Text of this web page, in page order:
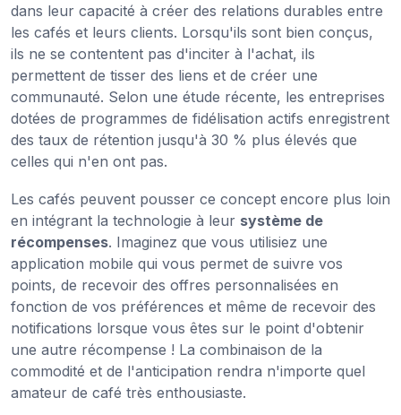
dans leur capacité à créer des relations durables entre
les cafés et leurs clients. Lorsqu'ils sont bien conçus,
ils ne se contentent pas d'inciter à l'achat, ils
permettent de tisser des liens et de créer une
communauté. Selon une étude récente, les entreprises
dotées de programmes de fidélisation actifs enregistrent
des taux de rétention jusqu'à 30 % plus élevés que
celles qui n'en ont pas.
Les cafés peuvent pousser ce concept encore plus loin
en intégrant la technologie à leur système de
récompenses. Imaginez que vous utilisiez une
application mobile qui vous permet de suivre vos
points, de recevoir des offres personnalisées en
fonction de vos préférences et même de recevoir des
notifications lorsque vous êtes sur le point d'obtenir
une autre récompense ! La combinaison de la
commodité et de l'anticipation rendra n'importe quel
amateur de café très enthousiaste.